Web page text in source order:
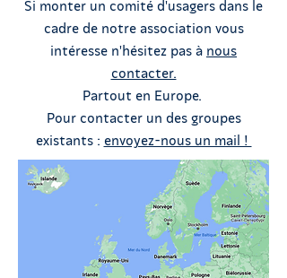
Si monter un comité d'usagers dans le
cadre de notre association vous
intéresse n'hésitez pas à nous
contacter.
Partout en Europe.
Pour contacter un des groupes
existants : envoyez-nous un mail !